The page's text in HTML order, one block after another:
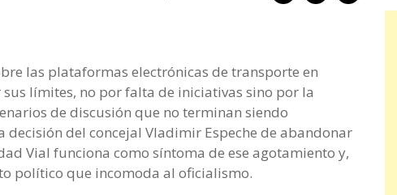
las plataformas electrónicas de transporte en
límites, no por falta de iniciativas sino por la
de discusión que no terminan siendo
decisión del concejal Vladimir Espeche de abandonar
Vial funciona como síntoma de ese agotamiento y,
político que incomoda al oficialismo.